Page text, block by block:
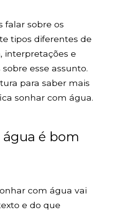
falar sobre os
tipos diferentes de
, interpretações e
esse assunto.
para saber mais
sonhar com água.
é bom
com água vai
e do que